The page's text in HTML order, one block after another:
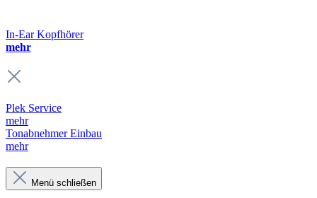
In-Ear Kopfhörer
mehr
Plek Service
mehr
Tonabnehmer Einbau
mehr
Menü schließen